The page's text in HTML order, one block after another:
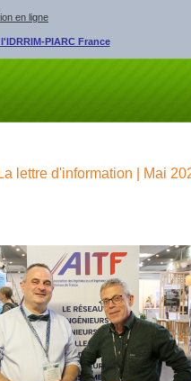
en ligne
PIARC France
La lettre d'information | Mai